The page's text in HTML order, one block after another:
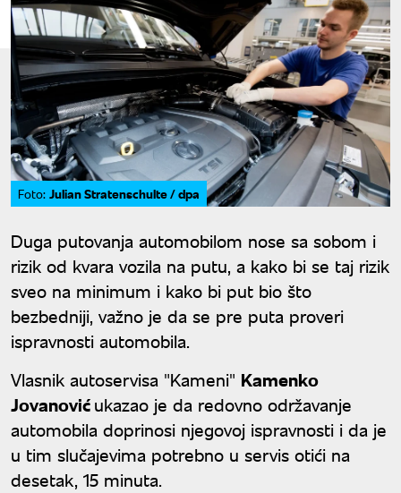
Foto: Julian Stratenschulte / dpa
Duga putovanja automobilom nose sa sobom i
rizik od kvara vozila na putu, a kako bi se taj rizik
sveo na minimum i kako bi put bio što
bezbedniji, važno je da se pre puta proveri
ispravnosti automobila.
Vlasnik autoservisa "Kameni" Kamenko
Jovanovićukazao je da redovno održavanje
automobila doprinosi njegovoj ispravnosti i da je
u tim slučajevima potrebno u servis otići na
desetak, 15 minuta.